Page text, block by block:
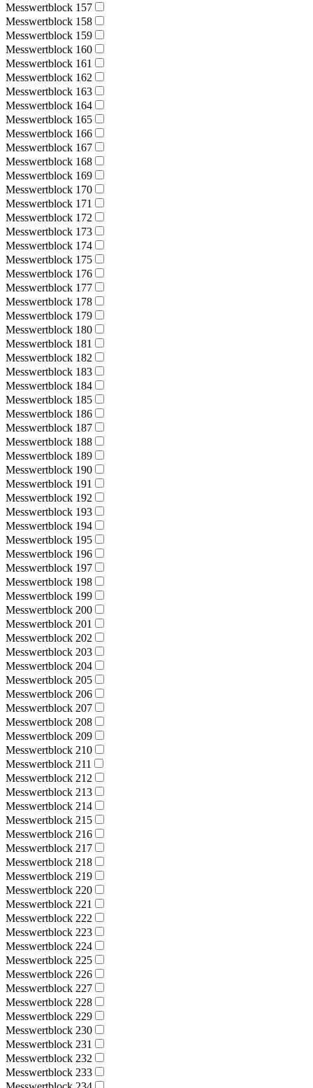
Messwertblock 157
Messwertblock 158
Messwertblock 159
Messwertblock 160
Messwertblock 161
Messwertblock 162
Messwertblock 163
Messwertblock 164
Messwertblock 165
Messwertblock 166
Messwertblock 167
Messwertblock 168
Messwertblock 169
Messwertblock 170
Messwertblock 171
Messwertblock 172
Messwertblock 173
Messwertblock 174
Messwertblock 175
Messwertblock 176
Messwertblock 177
Messwertblock 178
Messwertblock 179
Messwertblock 180
Messwertblock 181
Messwertblock 182
Messwertblock 183
Messwertblock 184
Messwertblock 185
Messwertblock 186
Messwertblock 187
Messwertblock 188
Messwertblock 189
Messwertblock 190
Messwertblock 191
Messwertblock 192
Messwertblock 193
Messwertblock 194
Messwertblock 195
Messwertblock 196
Messwertblock 197
Messwertblock 198
Messwertblock 199
Messwertblock 200
Messwertblock 201
Messwertblock 202
Messwertblock 203
Messwertblock 204
Messwertblock 205
Messwertblock 206
Messwertblock 207
Messwertblock 208
Messwertblock 209
Messwertblock 210
Messwertblock 211
Messwertblock 212
Messwertblock 213
Messwertblock 214
Messwertblock 215
Messwertblock 216
Messwertblock 217
Messwertblock 218
Messwertblock 219
Messwertblock 220
Messwertblock 221
Messwertblock 222
Messwertblock 223
Messwertblock 224
Messwertblock 225
Messwertblock 226
Messwertblock 227
Messwertblock 228
Messwertblock 229
Messwertblock 230
Messwertblock 231
Messwertblock 232
Messwertblock 233